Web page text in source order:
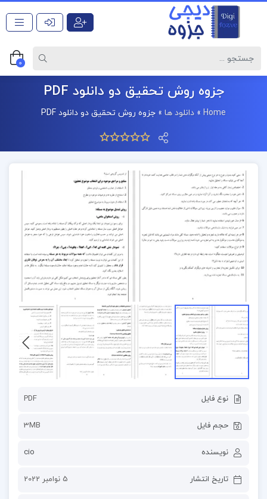
0
جزوه روش تحقیق دو دانلود PDF
Home
» دانلود ها » جزوه روش تحقیق دو دانلود PDF
نوع فایل PDF
حجم فایل 3MB
نویسنده cio
تاریخ انتشار 5 نوامبر 2022